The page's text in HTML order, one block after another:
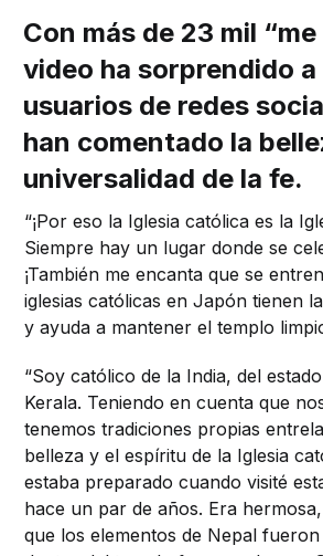
Con más de 23 mil “me
video ha sorprendido
usuarios de redes
han comentado la
universalidad de la fe.
“¡Por eso la Iglesia católica es la
Siempre hay un lugar donde se
¡También me encanta que se
iglesias católicas en Japón tienen
y ayuda a mantener el templo
“Soy católico de la India, del
Kerala. Teniendo en cuenta que
tenemos tradiciones propias
belleza y el espíritu de la Iglesia
estaba preparado cuando visité
hace un par de años. Era
que los elementos de Nepal